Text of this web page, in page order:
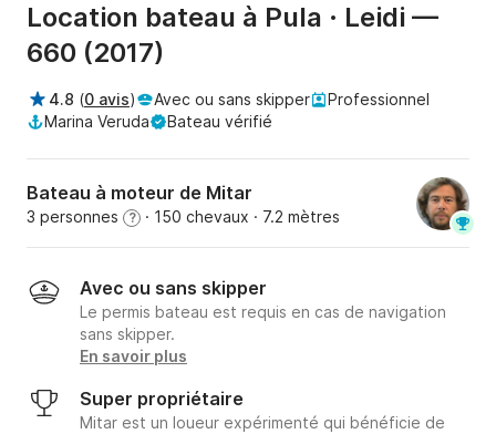
Location bateau à Pula · Leidi —
660 (2017)
4.8 (0 avis) Avec ou sans skipper
Professionnel
Marina Veruda
Bateau vérifié
Bateau à moteur de Mitar
3 personnes ? · 150 chevaux · 7.2 mètres
Avec ou sans skipper
Le permis bateau est requis en cas de navigation
sans skipper.
En savoir plus
Super propriétaire
Mitar est un loueur expérimenté qui bénéficie de